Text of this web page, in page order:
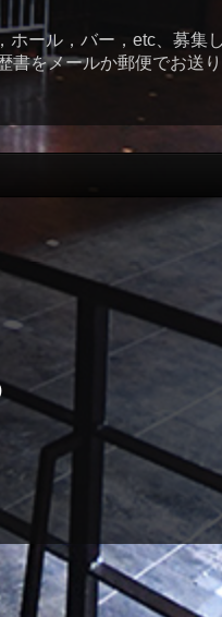
ホール，バー，etc、募集
書をメールか郵便でお送